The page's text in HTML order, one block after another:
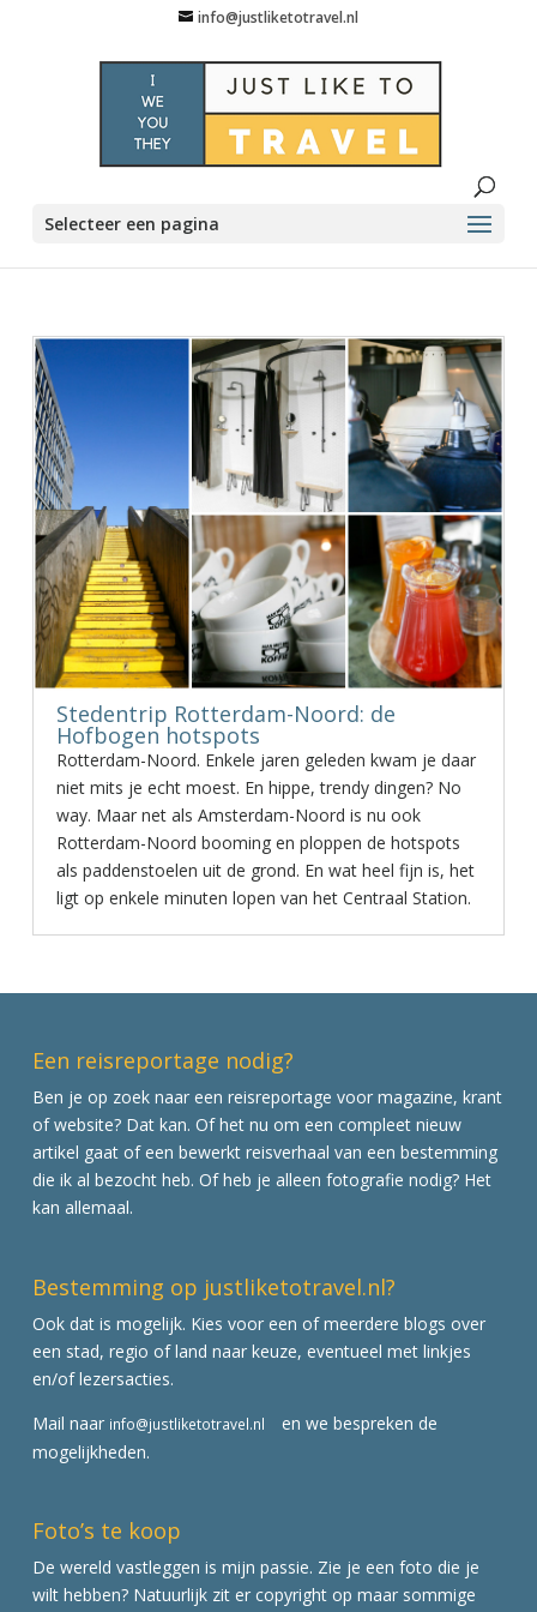
info@justliketotravel.nl
Selecteer een pagina
Stedentrip Rotterdam-Noord: de
Hofbogen hotspots
Rotterdam-Noord. Enkele jaren geleden kwam je daar
niet mits je echt moest. En hippe, trendy dingen? No
way. Maar net als Amsterdam-Noord is nu ook
Rotterdam-Noord booming en ploppen de hotspots
als paddenstoelen uit de grond. En wat heel fijn is, het
ligt op enkele minuten lopen van het Centraal Station.
Een reisreportage nodig?
Ben je op zoek naar een reisreportage voor magazine, krant
of website? Dat kan. Of het nu om een compleet nieuw
artikel gaat of een bewerkt reisverhaal van een bestemming
die ik al bezocht heb. Of heb je alleen fotografie nodig? Het
kan allemaal.
Bestemming op justliketotravel.nl?
Ook dat is mogelijk. Kies voor een of meerdere blogs over
een stad, regio of land naar keuze, eventueel met linkjes
en/of lezersacties.
Mail naar info@justliketotravel.nl
en we bespreken de
mogelijkheden.
Foto’s te koop
De wereld vastleggen is mijn passie. Zie je een foto die je
wilt hebben? Natuurlijk zit er copyright op maar sommige